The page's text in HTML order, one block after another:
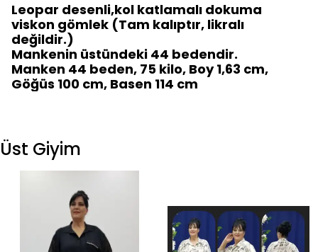
Leopar desenli,kol katlamalı dokuma
viskon gömlek (Tam kalıptır, likralı
değildir.)
Mankenin üstündeki 44 bedendir.
Manken 44 beden, 75 kilo, Boy 1,63 cm,
Göğüs 100 cm, Basen 114 cm
Üst Giyim